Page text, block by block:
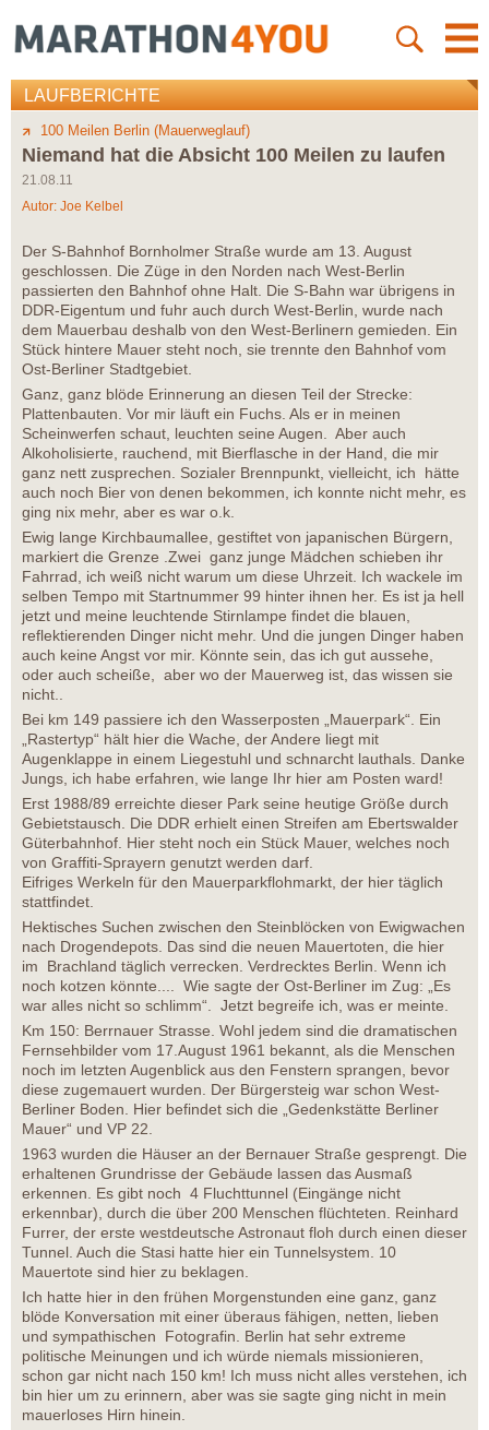
LAUFBERICHTE
100 Meilen Berlin (Mauerweglauf)
Niemand hat die Absicht 100 Meilen zu laufen
21.08.11
Autor: Joe Kelbel
Der S-Bahnhof Bornholmer Straße wurde am 13. August
geschlossen. Die Züge in den Norden nach West-Berlin
passierten den Bahnhof ohne Halt. Die S-Bahn war übrigens in
DDR-Eigentum und fuhr auch durch West-Berlin, wurde nach
dem Mauerbau deshalb von den West-Berlinern gemieden. Ein
Stück hintere Mauer steht noch, sie trennte den Bahnhof vom
Ost-Berliner Stadtgebiet.
Ganz, ganz blöde Erinnerung an diesen Teil der Strecke:
Plattenbauten. Vor mir läuft ein Fuchs. Als er in meinen
Scheinwerfen schaut, leuchten seine Augen. Aber auch
Alkoholisierte, rauchend, mit Bierflasche in der Hand, die mir
ganz nett zusprechen. Sozialer Brennpunkt, vielleicht, ich hätte
auch noch Bier von denen bekommen, ich konnte nicht mehr, es
ging nix mehr, aber es war o.k.
Ewig lange Kirchbaumallee, gestiftet von japanischen Bürgern,
markiert die Grenze .Zwei ganz junge Mädchen schieben ihr
Fahrrad, ich weiß nicht warum um diese Uhrzeit. Ich wackele im
selben Tempo mit Startnummer 99 hinter ihnen her. Es ist ja hell
jetzt und meine leuchtende Stirnlampe findet die blauen,
reflektierenden Dinger nicht mehr. Und die jungen Dinger haben
auch keine Angst vor mir. Könnte sein, das ich gut aussehe,
oder auch scheiße, aber wo der Mauerweg ist, das wissen sie
nicht..
Bei km 149 passiere ich den Wasserposten „Mauerpark“. Ein
„Rastertyp“ hält hier die Wache, der Andere liegt mit
Augenklappe in einem Liegestuhl und schnarcht lauthals. Danke
Jungs, ich habe erfahren, wie lange Ihr hier am Posten ward!
Erst 1988/89 erreichte dieser Park seine heutige Größe durch
Gebietstausch. Die DDR erhielt einen Streifen am Ebertswalder
Güterbahnhof. Hier steht noch ein Stück Mauer, welches noch
von Graffiti-Sprayern genutzt werden darf.
Eifriges Werkeln für den Mauerparkflohmarkt, der hier täglich
stattfindet.
Hektisches Suchen zwischen den Steinblöcken von Ewigwachen
nach Drogendepots. Das sind die neuen Mauertoten, die hier
im Brachland täglich verrecken. Verdrecktes Berlin. Wenn ich
noch kotzen könnte.... Wie sagte der Ost-Berliner im Zug: „Es
war alles nicht so schlimm“. Jetzt begreife ich, was er meinte.
Km 150: Berrnauer Strasse. Wohl jedem sind die dramatischen
Fernsehbilder vom 17.August 1961 bekannt, als die Menschen
noch im letzten Augenblick aus den Fenstern sprangen, bevor
diese zugemauert wurden. Der Bürgersteig war schon West-
Berliner Boden. Hier befindet sich die „Gedenkstätte Berliner
Mauer“ und VP 22.
1963 wurden die Häuser an der Bernauer Straße gesprengt. Die
erhaltenen Grundrisse der Gebäude lassen das Ausmaß
erkennen. Es gibt noch 4 Fluchttunnel (Eingänge nicht
erkennbar), durch die über 200 Menschen flüchteten. Reinhard
Furrer, der erste westdeutsche Astronaut floh durch einen dieser
Tunnel. Auch die Stasi hatte hier ein Tunnelsystem. 10
Mauertote sind hier zu beklagen.
Ich hatte hier in den frühen Morgenstunden eine ganz, ganz
blöde Konversation mit einer überaus fähigen, netten, lieben
und sympathischen Fotografin. Berlin hat sehr extreme
politische Meinungen und ich würde niemals missionieren,
schon gar nicht nach 150 km! Ich muss nicht alles verstehen, ich
bin hier um zu erinnern, aber was sie sagte ging nicht in mein
mauerloses Hirn hinein.